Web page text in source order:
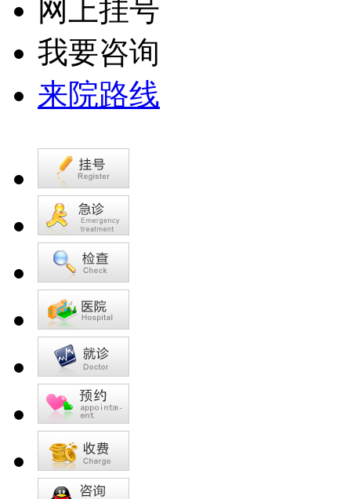
网上挂号
我要咨询
来院路线